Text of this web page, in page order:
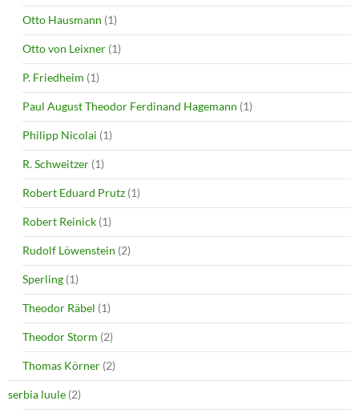
Otto Hausmann (1)
Otto von Leixner (1)
P. Friedheim (1)
Paul August Theodor Ferdinand Hagemann (1)
Philipp Nicolai (1)
R. Schweitzer (1)
Robert Eduard Prutz (1)
Robert Reinick (1)
Rudolf Löwenstein (2)
Sperling (1)
Theodor Räbel (1)
Theodor Storm (2)
Thomas Körner (2)
serbia luule (2)